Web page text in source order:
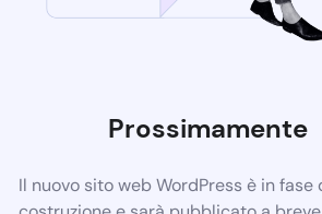
Prossimamente
Il nuovo sito web WordPress è in fase